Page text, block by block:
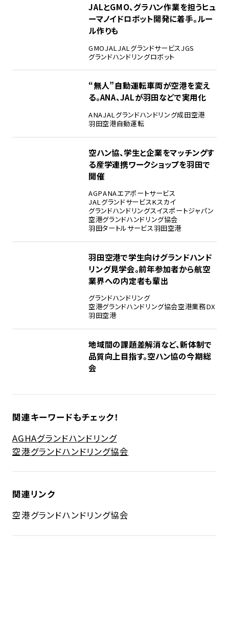
JALとGMO、グラハン作業を担うヒュ
ーマノイドロボット開発に着手。ルー
ル作りも
GMOJAL JALグランドサービス JGS
グランドハンドリングロボット
“無人”自動運転車両が空港を変え
る。ANA、JALが羽田などで実用化
ANAJALグランドハンドリング成田空港
羽田空港自動運転
空ハン協、学生と企業をマッチングす
る産学連携ワークショップを羽田で
開催
AGPANAエアポートサービス
JALグランドサービスKスカイ
グランドハンドリングスイスポートジャパン
空港グランドハンドリング協会
羽田タートルサービス羽田空港
羽田空港で学生向けグランドハンド
リング見学会。前年参加者から航空
業界への内定者も輩出
グランドハンドリング
空港グランドハンドリング協会空港業務DX
羽田空港
地域間の課題差解消など、新体制で
品質向上目指す。空ハン協の今期総
会
関連キーワードもチェック！
AGHAグランドハンドリング
空港グランドハンドリング協会
関連リンク
空港グランドハンドリング協会